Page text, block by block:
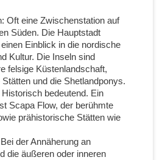
Oft eine Zwischenstation auf
Süden. Die Hauptstadt
Einblick in die nordische
Kultur. Die Inseln sind
felsige Küstenlandschaft,
und die Shetlandponys.
bedeutend. Ein
Scapa Flow, der berühmte
prähistorische Stätten wie
der Annäherung an
die äußeren oder inneren